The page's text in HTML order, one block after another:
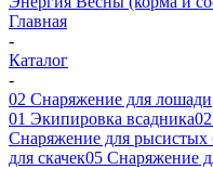
Главная
-
Каталог
-
02 Снаряжение для лошади
01 Экипировка всадника
Снаряжение для рысистых
для скачек05 Снаряжение